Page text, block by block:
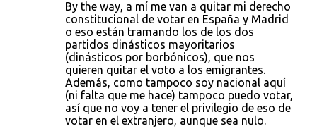
By the way, a mí me van a quitar mi derecho
constitucional de votar en España y Madrid
o eso están tramando los de los dos
partidos dinásticos mayoritarios
(dinásticos por borbónicos), que nos
quieren quitar el voto a los emigrantes.
Además, como tampoco soy nacional aquí
(ni falta que me hace) tampoco puedo votar,
así que no voy a tener el privilegio de eso de
votar en el extranjero, aunque sea nulo.